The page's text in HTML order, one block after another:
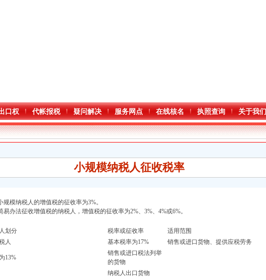
口权 代帐报税 疑问解决 服务网点 在线核名 执照查询 关于我们
小规模纳税人征收税率
规模纳税人的增值税的征收率为3%。
法征收增值税的纳税人，增值税的征收率为2%、3%、4%或6%。
划分 税率或征收率
适用范围
人
基本税率为17% 销售或进口货物、提供应税劳务
13%
销售或进口税法列举
的货物
纳税人出口货物